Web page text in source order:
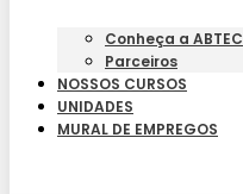
Conheça a ABTEC
Parceiros
NOSSOS CURSOS
UNIDADES
MURAL DE EMPREGOS